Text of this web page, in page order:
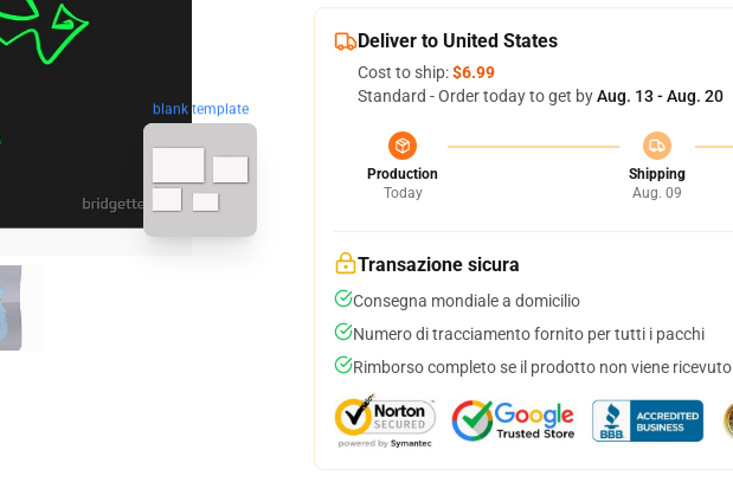
blank template
Deliver to United States
Cost to ship:$6.99
Standard - Order today to get byAug. 13 - Aug. 20
Production
Today
Shipping
Aug. 09
Transazione sicura
Consegna mondiale a domicilio
Numero di tracciamento fornito per tutti i pacchi
Rimborso completo se il prodotto non viene ricevuto